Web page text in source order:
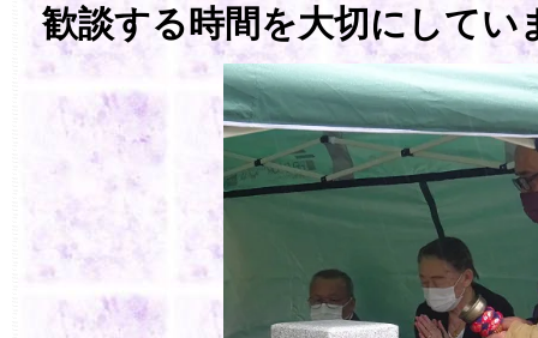
歓談する時間を大切にしてい